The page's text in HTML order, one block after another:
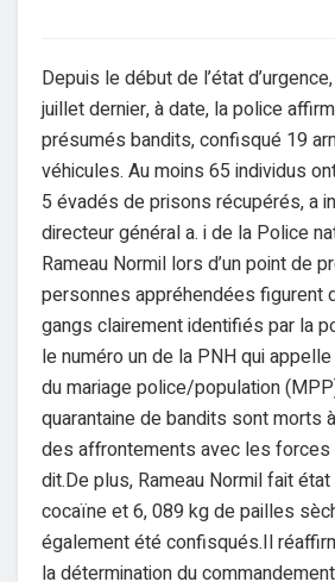
Depuis le début de l’état
juillet dernier, à date, la police
présumés bandits, confisqué 19
véhicules. Au moins 65 individus
5 évadés de prisons récupérés, a
directeur général a. i de la Police
Rameau Normil lors d’un point de
personnes appréhendées figurent
gangs clairement identifiés par la
le numéro un de la PNH qui
du mariage police/population
quarantaine de bandits sont morts
des affrontements avec les forces
dit.De plus, Rameau Normil fait
cocaïne et 6, 089 kg de pailles
également été confisqués.Il
la détermination du